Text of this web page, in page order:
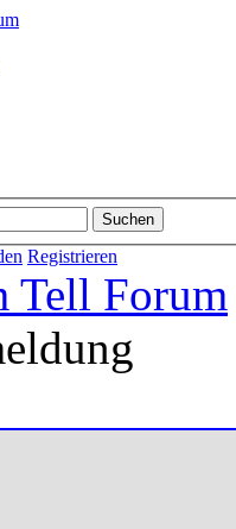
Registrieren
Tell Forum